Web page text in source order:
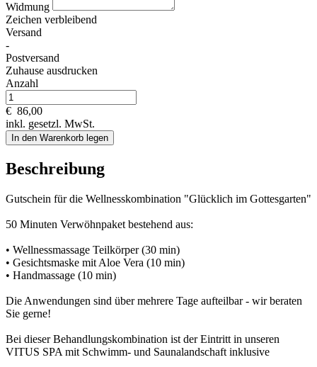
Widmung
Zeichen verbleibend
Versand
-
Postversand
Zuhause ausdrucken
Anzahl
€ 86,00
inkl. gesetzl. MwSt.
In den Warenkorb legen
Beschreibung
Gutschein für die Wellnesskombination "Glücklich im Gottesgarten"
50 Minuten Verwöhnpaket bestehend aus:
• Wellnessmassage Teilkörper (30 min)
• Gesichtsmaske mit Aloe Vera (10 min)
• Handmassage (10 min)
Die Anwendungen sind über mehrere Tage aufteilbar - wir beraten
Sie gerne!
Bei dieser Behandlungskombination ist der Eintritt in unseren
VITUS SPA mit Schwimm- und Saunalandschaft inklusive